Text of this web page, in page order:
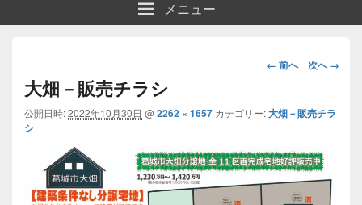
メニュー
画
ビ
ー
シ
ョ
← 前へ 次へ →
大畑－販売チラシ
公開日時:2022年10月30日 @2262 × 1657 カテゴリー:大畑－販売チラ
シ